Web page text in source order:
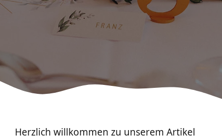
Herzlich willkommen zu unserem Artikel